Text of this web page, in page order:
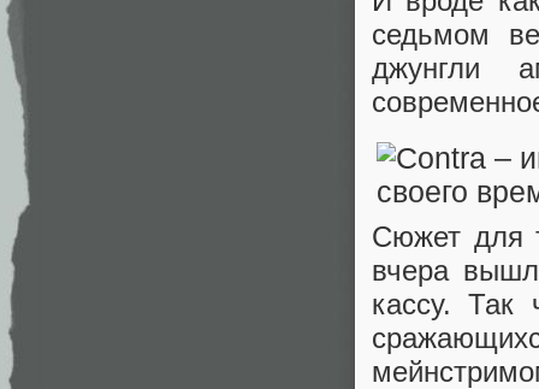
седьмом
джунгли
Сюжет для
вчера
кассу. Так